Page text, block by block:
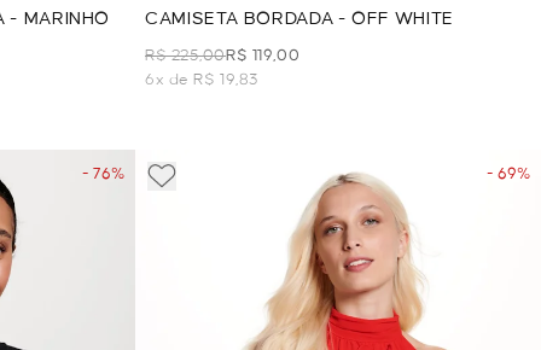
- MARINHO CAMISETA BORDADA - OFF WHITE
R$ 225,00R$ 119,00
6x de R$ 19,83
- 76% - 69%